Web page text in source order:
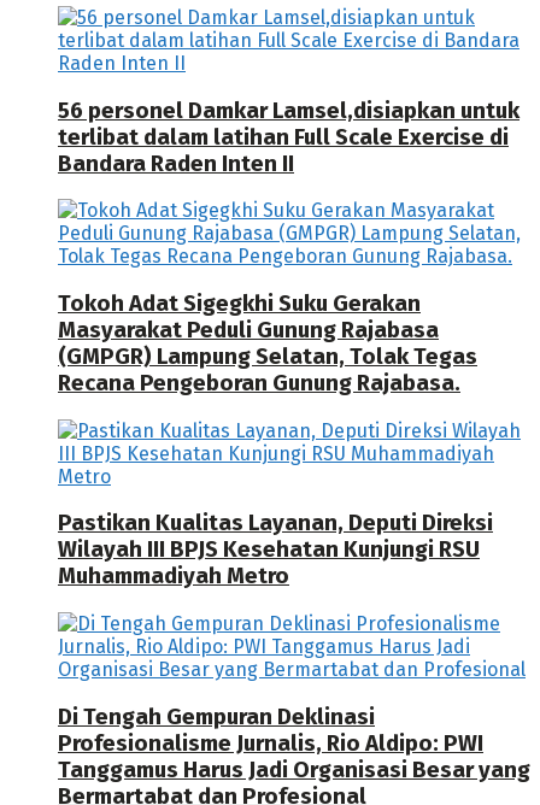
56 personel Damkar Lamsel,disiapkan untuk
terlibat dalam latihan Full Scale Exercise di
Bandara Raden Inten II
Tokoh Adat Sigegkhi Suku Gerakan
Masyarakat Peduli Gunung Rajabasa
(GMPGR) Lampung Selatan, Tolak Tegas
Recana Pengeboran Gunung Rajabasa.
Pastikan Kualitas Layanan, Deputi Direksi
Wilayah III BPJS Kesehatan Kunjungi RSU
Muhammadiyah Metro
Di Tengah Gempuran Deklinasi
Profesionalisme Jurnalis, Rio Aldipo: PWI
Tanggamus Harus Jadi Organisasi Besar yang
Bermartabat dan Profesional